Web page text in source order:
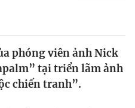
phóng viên ảnh Nick
tại triển lãm ảnh
chiến tranh”.